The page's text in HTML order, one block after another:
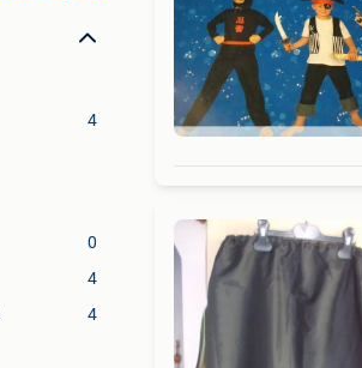
4
0
4
4